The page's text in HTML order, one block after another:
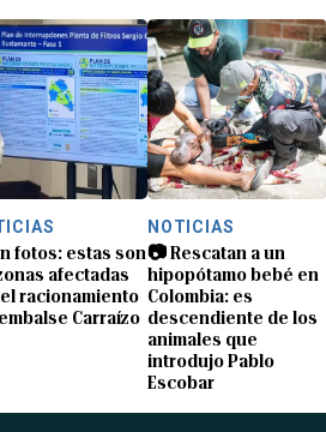
fotos: estas son
afectadas
racionamiento
Carraízo
NOTICIAS
📷 Rescatan a un
hipopótamo bebé en
Colombia: es
descendiente de los
animales que
introdujo Pablo
Escobar